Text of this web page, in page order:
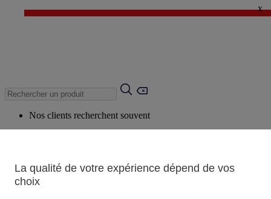
✨ LAST DAYS : Jusqu'à -60%* ✨
x
Nos clients recherchent souvent
Produits suggérés
Voir tous les produits
La qualité de votre expérience dépend de vos
choix